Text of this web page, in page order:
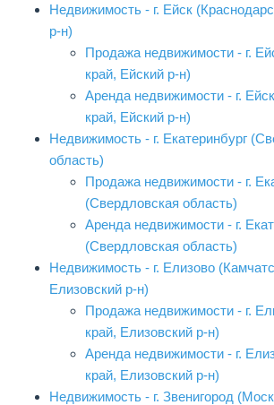
Недвижимость - г. Ейск (Краснодарский край, Ейский
р-н)
Продажа недвижимости - г. Ейск (Краснодарский
край, Ейский р-н)
Аренда недвижимости - г. Ейск (Краснодарский
край, Ейский р-н)
Недвижимость - г. Екатеринбург (Свердловская
область)
Продажа недвижимости - г. Екатеринбург
(Свердловская область)
Аренда недвижимости - г. Екатеринбург
(Свердловская область)
Недвижимость - г. Елизово (Камчатский край,
Елизовский р-н)
Продажа недвижимости - г. Елизово (Камчатский
край, Елизовский р-н)
Аренда недвижимости - г. Елизово (Камчатский
край, Елизовский р-н)
Недвижимость - г.